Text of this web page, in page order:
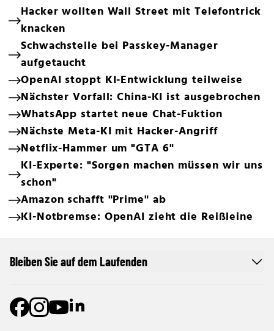
Hacker wollten Wall Street mit Telefontrick
knacken
Schwachstelle bei Passkey-Manager
aufgetaucht
OpenAI stoppt KI-Entwicklung teilweise
Nächster Vorfall: China-KI ist ausgebrochen
WhatsApp startet neue Chat-Fuktion
Nächste Meta-KI mit Hacker-Angriff
Netflix-Hammer um "GTA 6"
KI-Experte: "Sorgen machen müssen wir uns
schon"
Amazon schafft "Prime" ab
KI-Notbremse: OpenAI zieht die Reißleine
Bleiben Sie auf dem Laufenden